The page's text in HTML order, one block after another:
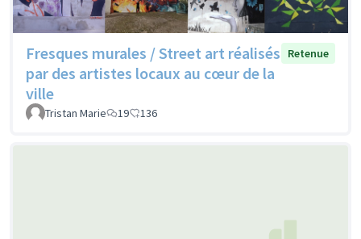
Fresques murales / Street art réalisés
par des artistes locaux au cœur de la
ville
Retenue
Tristan Marie 19 136